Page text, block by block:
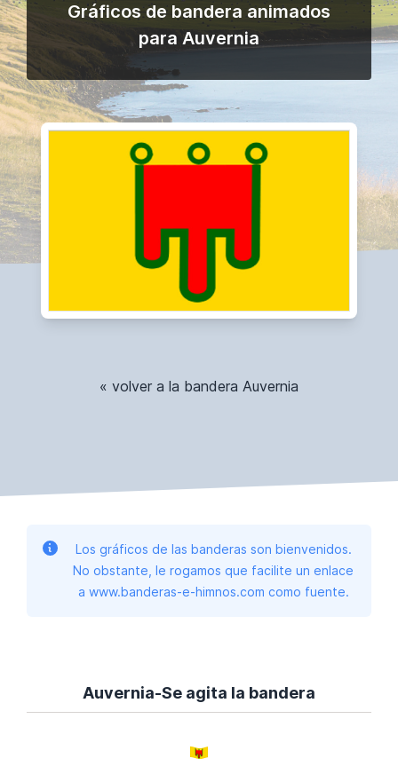
Gráficos de bandera animados
para Auvernia
« volver a la bandera Auvernia
Los gráficos de las banderas son bienvenidos.
No obstante, le rogamos que facilite un enlace
a www.banderas-e-himnos.com como fuente.
Auvernia-Se agita la bandera